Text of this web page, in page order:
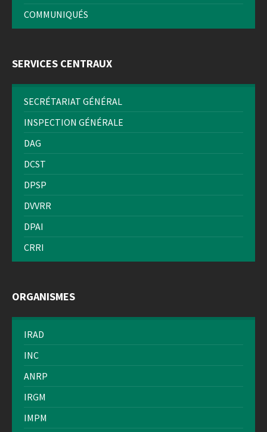
COMMUNIQUÉS
SERVICES CENTRAUX
SECRÉTARIAT GÉNÉRAL
INSPECTION GÉNÉRALE
DAG
DCST
DPSP
DVVRR
DPAI
CRRI
ORGANISMES
IRAD
INC
ANRP
IRGM
IMPM